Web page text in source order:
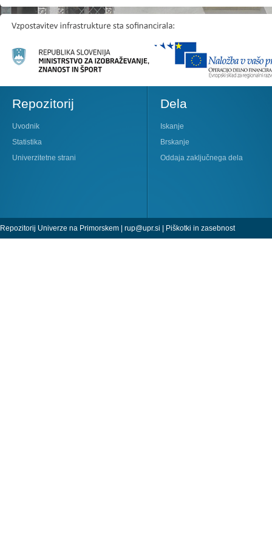
Repozitorij
Uvodnik
Statistika
Univerzitetne strani
Dela
Iskanje
Brskanje
Oddaja zaključnega dela
Repozitorij Univerze na Primorskem | rup@upr.si | Piškotki in zasebnost